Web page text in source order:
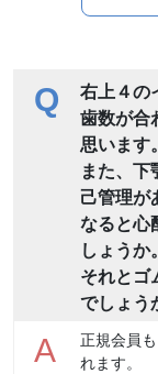
Q
右上４の
歯数が合
思います
また、下
己管理が
なると心
しょうか。
それとゴ
でしょう
A
正規会員
れます。